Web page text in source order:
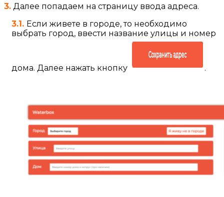
3. Далее попадаем на страницу ввода адреса.
3.1. Если живете в городе, то необходимо
выбрать город, ввести название улицы и номер
дома. Далее нажать кнопку .